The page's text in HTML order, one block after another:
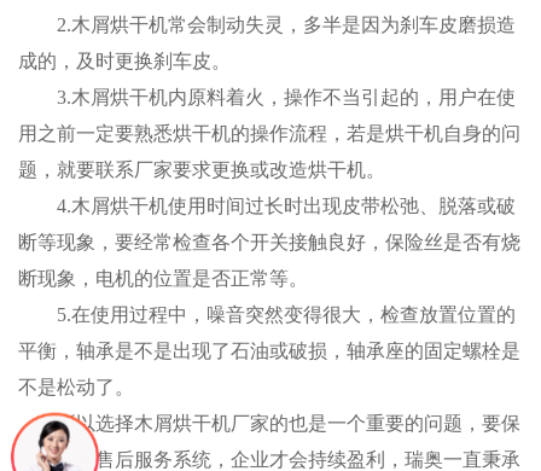
2.木屑烘干机常会制动失灵，多半是因为刹车皮磨损造
成的，及时更换刹车皮。
3.木屑烘干机内原料着火，操作不当引起的，用户在使
用之前一定要熟悉烘干机的操作流程，若是烘干机自身的问
题，就要联系厂家要求更换或改造烘干机。
4.木屑烘干机使用时间过长时出现皮带松弛、脱落或破
断等现象，要经常检查各个开关接触良好，保险丝是否有烧
断现象，电机的位置是否正常等。
5.在使用过程中，噪音突然变得很大，检查放置位置的
平衡，轴承是不是出现了石油或破损，轴承座的固定螺栓是
不是松动了。
所以选择木屑烘干机厂家的也是一个重要的问题，要保
证完整的售后服务系统，企业才会持续盈利，瑞奥一直秉承